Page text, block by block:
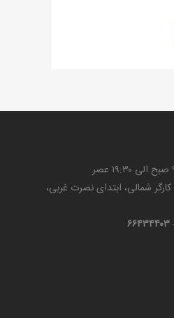
شمالی، ابتدای نصرت غربی،